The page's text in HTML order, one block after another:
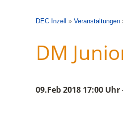
DEC Inzell » Veranstaltungen
DM
09.Feb 2018 17:00